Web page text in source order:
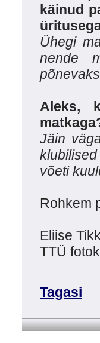
käinud
Ühegi
nende
Aleks,
Jäin
võeti
Rohkem
Eliise
TTÜ
Tagasi